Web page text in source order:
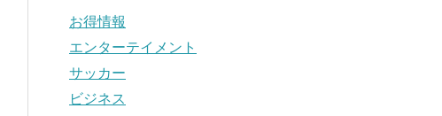
お得情報
エンターテイメント
サッカー
ビジネス